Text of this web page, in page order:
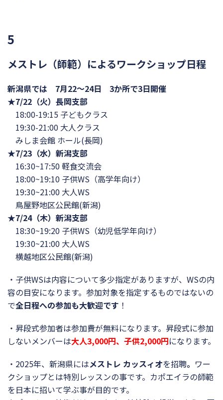
5
メストレ（師範）によるワークショップ日程
新潟県では 7月22〜24日 3か所で3日開催
★7/22（火）長岡支部
18:00-19:15 子どもクラス
19:30-21:00 大人クラス
みしま会館 ホール(長岡)
★7/23（水）新潟支部
16:30~17:50 軽食交流会
18:00~19:10 子供WS（高学年向け）
19:30~21:00 大人WS
鳥屋野地区公民館(新潟)
★7/24（木）新潟支部
18:30~19:20 子供WS（幼児低学年向け）
19:30~21:00 大人WS
横越地区公民館(新潟)
・子供WSは内容について多少指定がありますが、 WSの内
容の目安になります。 参加対象を指定するものではないの
で全日程への参加も大歓迎です ！
・昇段式参加者は参加費が無料になります。 昇段式に参加
しないメンバーは大人3,000円、子供2,000円になります。
・2025年、新潟県にはメストレ カッスィオを招聘。 ワー
クショップとは特別レッスンの事です。 カポエイラの師範
を日本に招いて学ぶ事が目的です。